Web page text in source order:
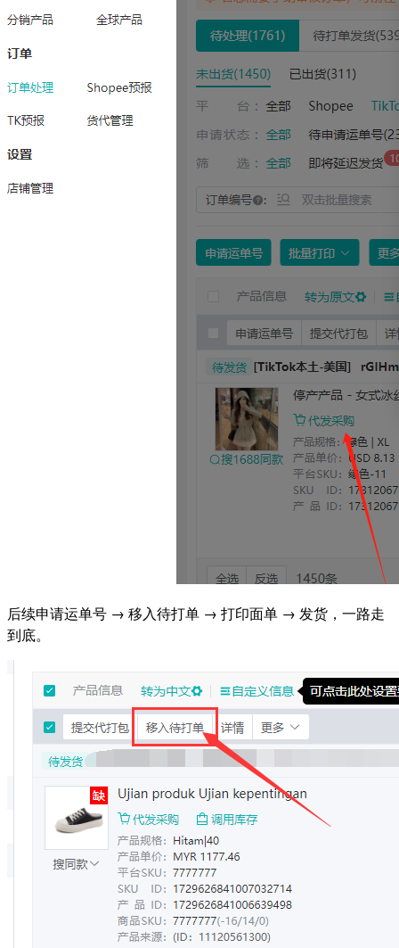
后续申请运单号 → 移入待打单 → 打印面单 → 发货，一路走
到底。